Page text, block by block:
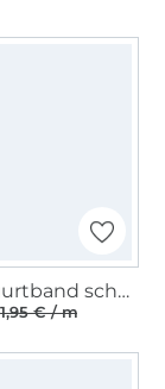
Taschengurtband schwarz 25 mm
1,95 € / m